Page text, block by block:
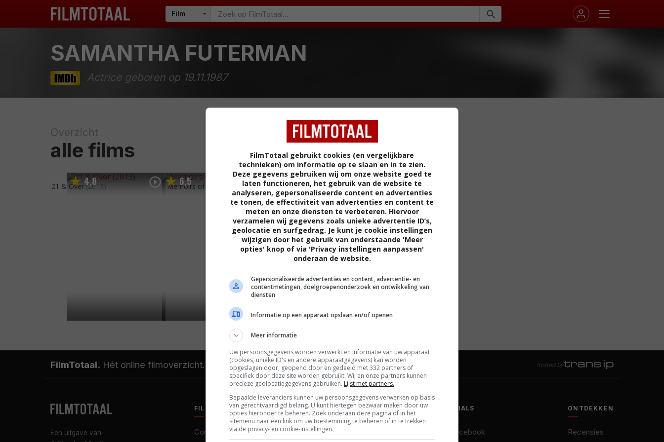
SAMANTHA FUTERMAN
Actrice geboren op 19.11.1987
Overzicht
alle films
4,8
21 & Over (2013) 6,5
Memoirs of a Geisha (2005)
FilmTotaal. Hét online filmoverzicht. hosted by
Een uitgave van
FILMTOTAAL
Contact
BELEID
Privacy
SOCIALS
Facebook
ONTDEKKEN
Recensies
FilmTotaal gebruikt cookies (en vergelijkbare
technieken) om informatie op te slaan en in te zien.
Deze gegevens gebruiken wij om onze website goed te
laten functioneren, het gebruik van de website te
analyseren, gepersonaliseerde content en advertenties
te tonen, de effectiviteit van advertenties en content te
meten en onze diensten te verbeteren. Hiervoor
verzamelen wij gegevens zoals unieke advertentie ID’s,
geolocatie en surfgedrag. Je kunt je cookie instellingen
wijzigen door het gebruik van onderstaande 'Meer
opties' knop of via 'Privacy instellingen aanpassen'
onderaan de website.
Gepersonaliseerde advertenties en content, advertentie- en
contentmetingen, doelgroepenonderzoek en ontwikkeling van
diensten
Informatie op een apparaat opslaan en/of openen
Meer informatie
Uw persoonsgegevens worden verwerkt en informatie van uw apparaat
(cookies, unieke ID's en andere apparaatgegevens) kan worden
opgeslagen door, geopend door en gedeeld met 332 partners of
specifiek door deze site worden gebruikt. Wij en onze partners kunnen
precieze geolocatiegegevens gebruiken. Lijst met partners.
Bepaalde leveranciers kunnen uw persoonsgegevens verwerken op basis
van gerechtvaardigd belang. U kunt hiertegen bezwaar maken door uw
opties hieronder te beheren. Zoek onderaan deze pagina of in het
sitemenu naar een link om uw toestemming te beheren of in te trekken
via de privacy- en cookie-instellingen.